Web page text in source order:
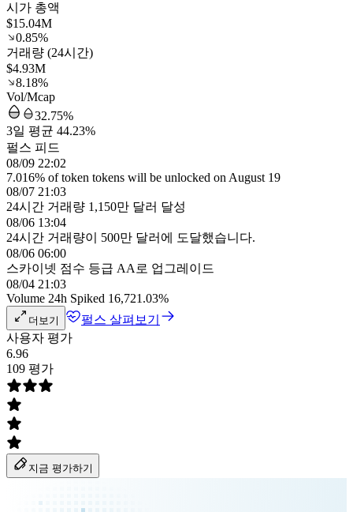
시가 총액
$15.04M
0.85%
거래량 (24시간)
$4.93M
8.18%
Vol/Mcap
32.75%
3일 평균 44.23%
펄스 피드
08/09 22:02
7.016% of token tokens will be unlocked on August 19
08/07 21:03
24시간 거래량 1,150만 달러 달성
08/06 13:04
24시간 거래량이 500만 달러에 도달했습니다.
08/06 06:00
스카이넷 점수 등급 AA로 업그레이드
08/04 21:03
Volume 24h Spiked 16,721.03%
더보기
펄스 살펴보기
사용자 평가
6.96
109 평가
지금 평가하기